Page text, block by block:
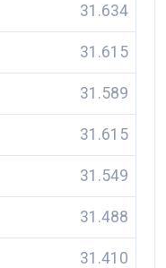
31.634
31.615
31.589
31.615
31.549
31.488
31.410